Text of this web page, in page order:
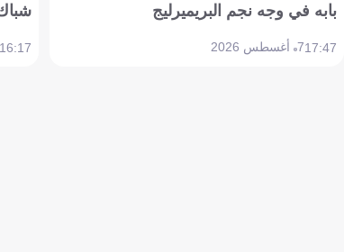
بابه في وجه نجم البريميرليج
17:477 أغسطس 2026 16:17